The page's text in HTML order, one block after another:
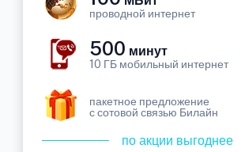
проводной интернет
500 минут
10 ГБ мобильный интернет
пакетное предложение
с сотовой связью Билайн
по акции выгоднее